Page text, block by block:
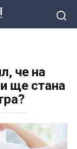
че на
ще стана